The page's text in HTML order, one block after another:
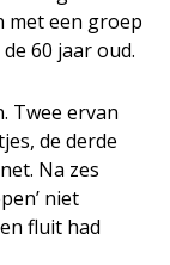
met een groep
60 jaar oud.
Twee ervan
de derde
Na zes
niet
fluit had